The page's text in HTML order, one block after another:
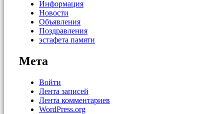
Информация
Новости
Объявления
Поздравления
эстафета памяти
Мета
Войти
Лента записей
Лента комментариев
WordPress.org